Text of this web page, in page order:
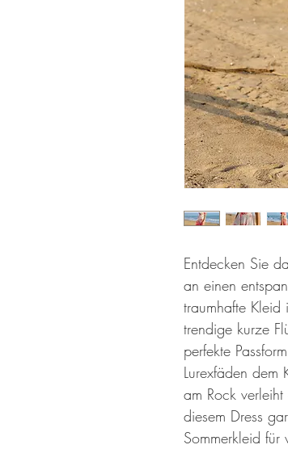
Entdecken Sie
an einen
traumhafte
trendige kurze
perfekte
Lurexfäden dem
am Rock
diesem Dress
Sommerkleid für